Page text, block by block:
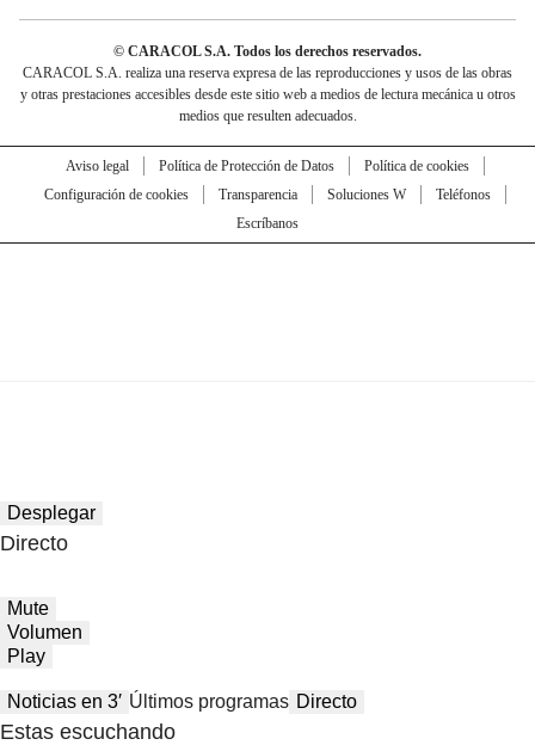
© CARACOL S.A. Todos los derechos reservados.
CARACOL S.A. realiza una reserva expresa de las reproducciones y usos de las obras
y otras prestaciones accesibles desde este sitio web a medios de lectura mecánica u otros
medios que resulten adecuados.
Aviso legal Política de Protección de Datos
Política de cookies
Configuración de cookies
Transparencia Soluciones W
Teléfonos
Escríbanos
Desplegar
Directo
Mute
Volumen
Play
Noticias en 3′ Últimos programas Directo
Estas escuchando